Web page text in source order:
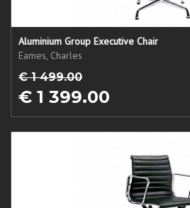
Aluminium Group Executive Chair
Eames, Charles
€ 1 499.00
€ 1 399.00